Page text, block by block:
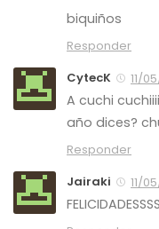
biquiños
Responder
CytecK
11/
A cuchi
año dices?
Responder
Jairaki
11/